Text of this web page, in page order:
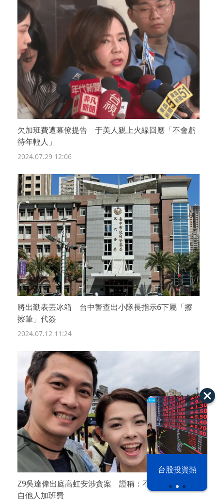
漢光42演習 台股投資熱
欠加班費遭幕僚提告 于美人親上火線回應「不會虧
待年輕人」
2024.07.29 12:06
將出勤表丟冰箱 台中警查出小隊長指示6下屬「擦
擦筆」代簽
2024.07.12 11:24
Z9吳達偉出庭高虹安涉貪案 證稱：不知自己薪水來
自他人加班費